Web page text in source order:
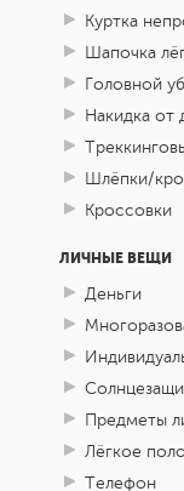
Куртка
Шапочка
Головной
Накидка
Шлёпки/
Кроссовки
ЛИЧНЫЕ ВЕЩИ
Деньги
Предметы
Лёгкое
Телефон